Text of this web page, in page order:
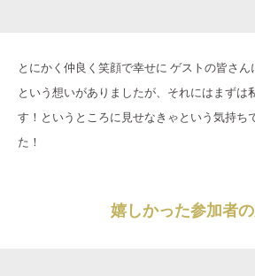
とにかく仲良く笑顔で幸せに ゲストの皆さん
という想いがありましたが、それにはまずは
す！というところに見せなきゃという気持ち
た！
嬉しかった参加者